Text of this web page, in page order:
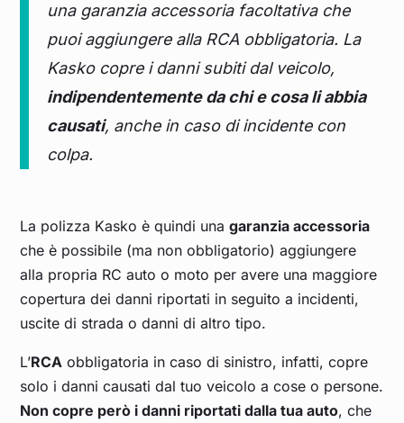
una garanzia accessoria facoltativa che
puoi aggiungere alla RCA obbligatoria. La
Kasko copre i danni subiti dal veicolo,
indipendentemente da chi e cosa li abbia
causati, anche in caso di incidente con
colpa.
La polizza Kasko è quindi unagaranzia accessoria
che è possibile (ma non obbligatorio) aggiungere
alla propria RC auto o moto per avere una maggiore
copertura dei danni riportati in seguito a incidenti,
uscite di strada o danni di altro tipo.
L’RCA obbligatoria in caso di sinistro, infatti, copre
solo i danni causati dal tuo veicolo a cose o persone.
Non copre però i danni riportati dalla tua auto, che